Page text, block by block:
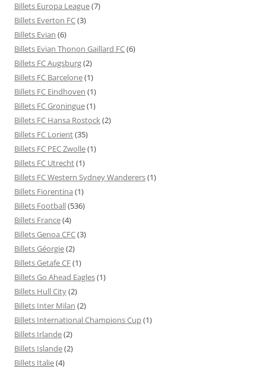
Billets Europa League(7)
Billets Everton FC(3)
Billets Evian (6)
Billets Evian Thonon Gaillard FC(6)
Billets FC Augsburg(2)
Billets FC Barcelone(1)
Billets FC Eindhoven (1)
Billets FC Groningue(1)
Billets FC Hansa Rostock(2)
Billets FC Lorient(35)
Billets FC PEC Zwolle(1)
Billets FC Utrecht(1)
Billets FC Western Sydney Wanderers(1)
Billets Fiorentina (1)
Billets Football(536)
Billets France(4)
Billets Genoa CFC(3)
Billets Géorgie(2)
Billets Getafe CF(1)
Billets Go Ahead Eagles(1)
Billets Hull City(2)
Billets Inter Milan (2)
Billets International Champions Cup(1)
Billets Irlande(2)
Billets Islande(2)
Billets Italie(4)